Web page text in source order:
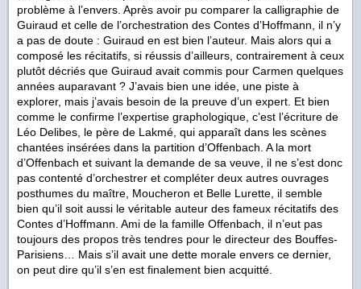
problème à l’envers. Après avoir pu comparer la calligraphie de
Guiraud et celle de l’orchestration des Contes d’Hoffmann, il n’y
a pas de doute : Guiraud en est bien l’auteur. Mais alors qui a
composé les récitatifs, si réussis d’ailleurs, contrairement à ceux
plutôt décriés que Guiraud avait commis pour Carmen quelques
années auparavant ? J’avais bien une idée, une piste à
explorer, mais j’avais besoin de la preuve d’un expert. Et bien
comme le confirme l’expertise graphologique, c’est l’écriture de
Léo Delibes, le père de Lakmé, qui apparaît dans les scènes
chantées insérées dans la partition d’Offenbach. A la mort
d’Offenbach et suivant la demande de sa veuve, il ne s’est donc
pas contenté d’orchestrer et compléter deux autres ouvrages
posthumes du maître, Moucheron et Belle Lurette, il semble
bien qu’il soit aussi le véritable auteur des fameux récitatifs des
Contes d’Hoffmann. Ami de la famille Offenbach, il n’eut pas
toujours des propos très tendres pour le directeur des Bouffes-
Parisiens… Mais s’il avait une dette morale envers ce dernier,
on peut dire qu’il s’en est finalement bien acquitté.